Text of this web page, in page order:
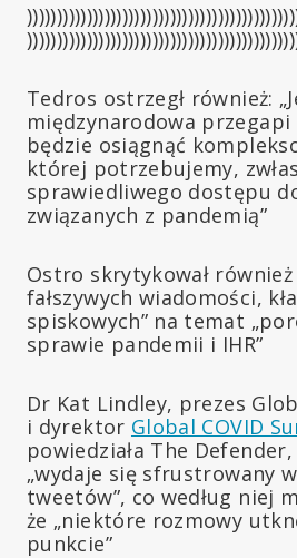
Tedros ostrzegł również:
międzynarodowa
będzie osiągnąć
której potrzebujemy,
sprawiedliwego dostępu
związanych z pandemią”
Ostro skrytykował
fałszywych wiadomości,
spiskowych” na temat
sprawie pandemii i IHR”
Dr Kat Lindley, prezes
i dyrektor Global COVID
powiedziała The
„wydaje się sfrustrowany
tweetów”, co według niej
że „niektóre rozmowy
punkcie”